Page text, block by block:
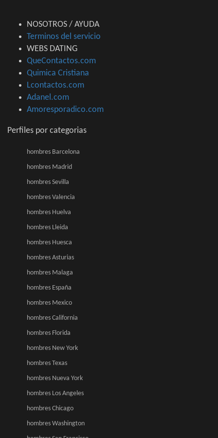
NOSOTROS / AYUDA
Terminos del servicio
WEBS DATING
QueContactos.com
Quimica Cristiana
Lcontactos.com
Adanel.com
Amoresporadico.com
Perfiles por categorias
hombres Barcelona
hombres Madrid
hombres Sevilla
hombres Valencia
hombres Huelva
hombres Lleida
hombres Huesca
hombres Asturias
hombres Malaga
hombres España
hombres Mexico
hombres California
hombres Florida
hombres New York
hombres Texas
hombres Nueva York
hombres Los Angeles
hombres Chicago
hombres Washington